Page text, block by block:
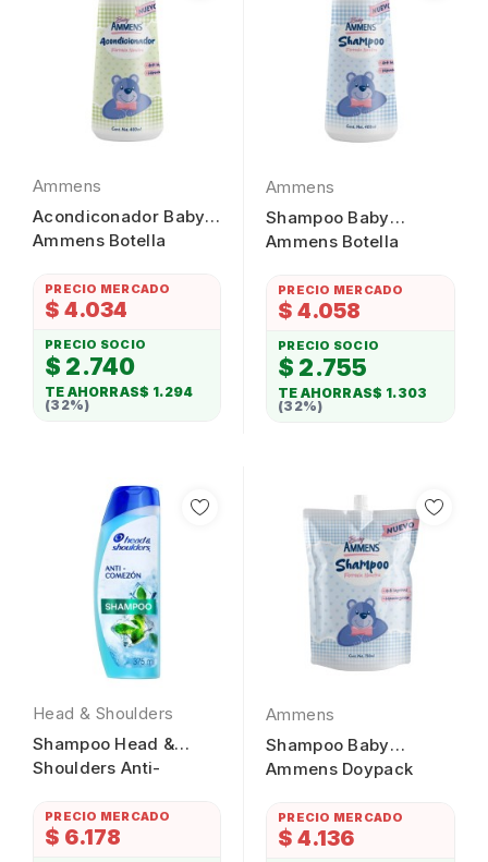
Ammens
Acondiconador Baby
Ammens Botella
PRECIO MERCADO
$ 4.034
PRECIO SOCIO
$ 2.740
TE AHORRAS$ 1.294
(32%)
Ammens
Shampoo Baby
Ammens Botella
PRECIO MERCADO
$ 4.058
PRECIO SOCIO
$ 2.755
TE AHORRAS$ 1.303
(32%)
Head & Shoulders
Shampoo Head &
Shoulders Anti-
PRECIO MERCADO
$ 6.178
Ammens
Shampoo Baby
Ammens Doypack
PRECIO MERCADO
$ 4.136